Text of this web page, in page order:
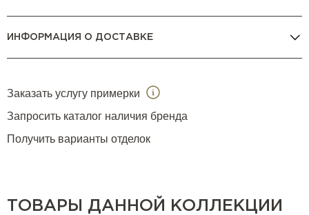
ИНФОРМАЦИЯ О ДОСТАВКЕ
Заказать услугу примерки
Запросить каталог наличия бренда
Получить варианты отделок
ТОВАРЫ ДАННОЙ КОЛЛЕКЦИИ